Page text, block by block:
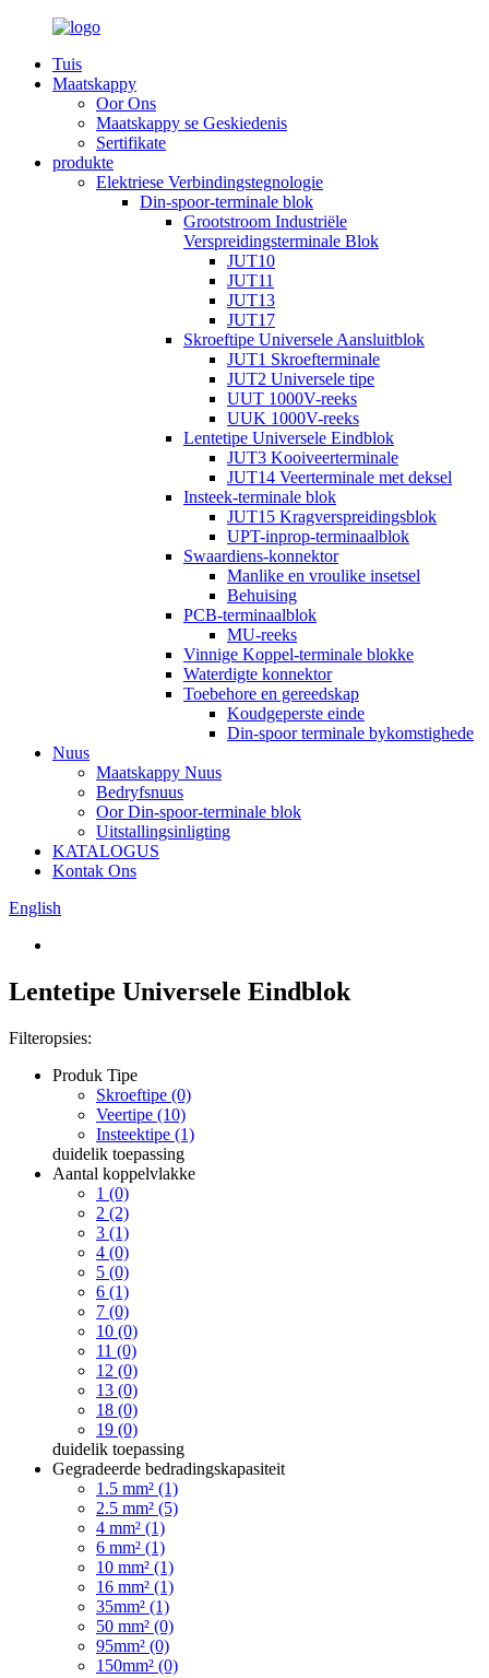
Tuis
Maatskappy
Oor Ons
Maatskappy se Geskiedenis
Sertifikate
produkte
Elektriese Verbindingstegnologie
Din-spoor-terminale blok
Grootstroom Industriële
Verspreidingsterminale Blok
JUT10
JUT11
JUT13
JUT17
Skroeftipe Universele Aansluitblok
JUT1 Skroefterminale
JUT2 Universele tipe
UUT 1000V-reeks
UUK 1000V-reeks
Lentetipe Universele Eindblok
JUT3 Kooiveerterminale
JUT14 Veerterminale met deksel
Insteek-terminale blok
JUT15 Kragverspreidingsblok
UPT-inprop-terminaalblok
Swaardiens-konnektor
Manlike en vroulike insetsel
Behuising
PCB-terminaalblok
MU-reeks
Vinnige Koppel-terminale blokke
Waterdigte konnektor
Toebehore en gereedskap
Koudgeperste einde
Din-spoor terminale bykomstighede
Nuus
Maatskappy Nuus
Bedryfsnuus
Oor Din-spoor-terminale blok
Uitstallingsinligting
KATALOGUS
Kontak Ons
English
Lentetipe Universele Eindblok
Filteropsies:
Produk Tipe
Skroeftipe (0)
Veertipe (10)
Insteektipe (1)
duidelik toepassing
Aantal koppelvlakke
1 (0)
2 (2)
3 (1)
4 (0)
5 (0)
6 (1)
7 (0)
10 (0)
11 (0)
12 (0)
13 (0)
18 (0)
19 (0)
duidelik toepassing
Gegradeerde bedradingskapasiteit
1.5 mm² (1)
2.5 mm² (5)
4 mm² (1)
6 mm² (1)
10 mm² (1)
16 mm² (1)
35mm² (1)
50 mm² (0)
95mm² (0)
150mm² (0)